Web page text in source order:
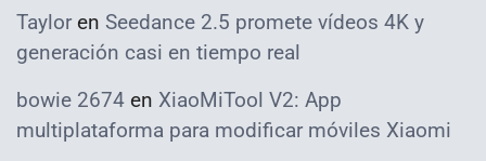
Taylor en Seedance 2.5 promete vídeos 4K y
generación casi en tiempo real
bowie 2674 en XiaoMiTool V2: App
multiplataforma para modificar móviles Xiaomi